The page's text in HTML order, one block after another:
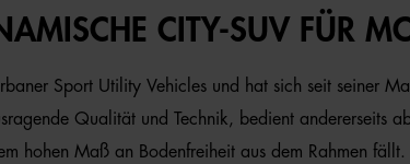
CITY-SUV FÜR
Sport Utility Vehicles und hat sich seit seiner
Qualität und Technik, bedient andererseits
hohen Maß an Bodenfreiheit aus dem Rahmen